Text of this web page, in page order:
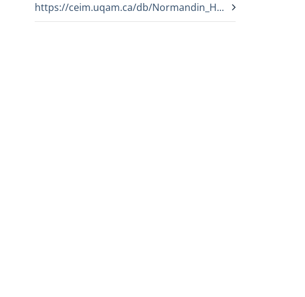
https://ceim.uqam.ca/db/Normandin_H...